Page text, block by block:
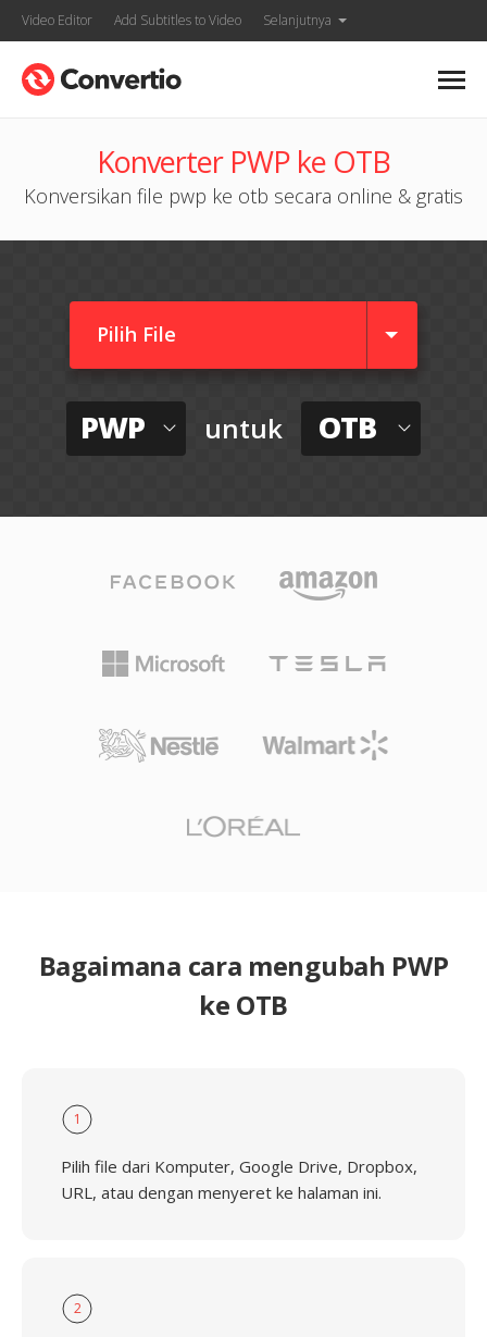
Video Editor Add Subtitles to Video Selanjutnya
Konverter PWP ke OTB
Konversikan file pwp ke otb secara online & gratis
Pilih File
PWP untuk OTB
Bagaimana cara mengubah PWP
ke OTB
1
Pilih file dari Komputer, Google Drive, Dropbox,
URL, atau dengan menyeret ke halaman ini.
2